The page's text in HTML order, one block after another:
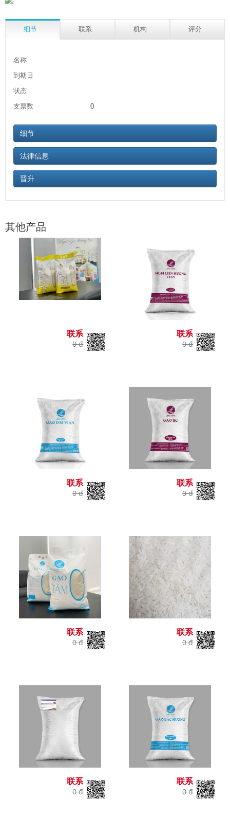
细节 联系 机构 评分
名称
到期日
状态
支票数
0
细节
法律信息
晋升
其他产品
联系
0 đ
联系
0 đ
联系
0 đ
联系
0 đ
联系
0 đ
联系
0 đ
联系
0 đ
联系
0 đ